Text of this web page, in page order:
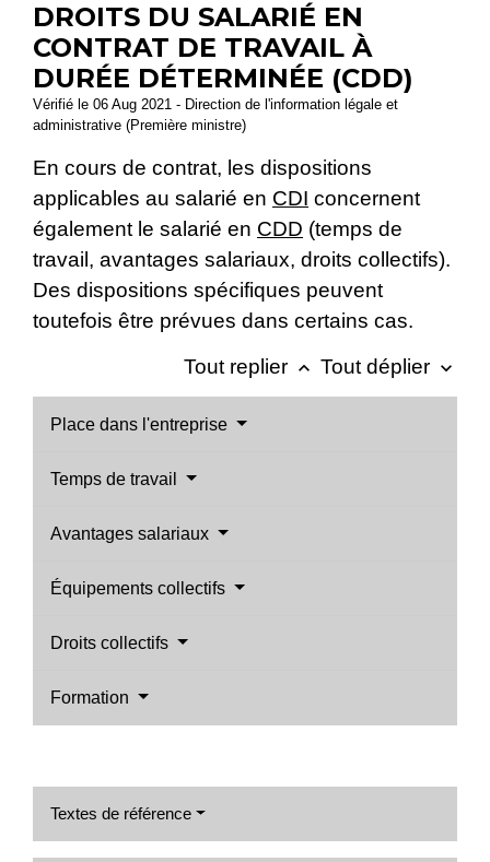
DROITS DU SALARIÉ EN
CONTRAT DE TRAVAIL À
DURÉE DÉTERMINÉE (CDD)
Vérifié le 06 Aug 2021 - Direction de l'information légale et
administrative (Première ministre)
En cours de contrat, les dispositions
applicables au salarié en CDI concernent
également le salarié en CDD (temps de
travail, avantages salariaux, droits collectifs).
Des dispositions spécifiques peuvent
toutefois être prévues dans certains cas.
Tout replier keyboard_arrow_up Tout déplier keyboard_arrow_down
Place dans l'entreprise
Temps de travail
Avantages salariaux
Équipements collectifs
Droits collectifs
Formation
Textes de référence